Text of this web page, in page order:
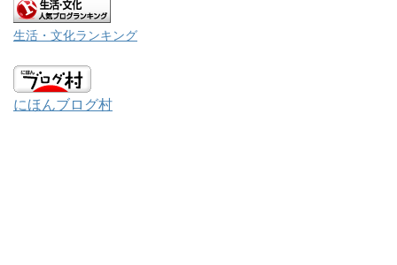
生活・文化ランキング
にほんブログ村